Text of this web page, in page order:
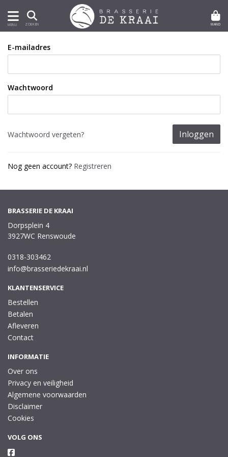
MENU ZOEKEN MAND
E-mailadres
Wachtwoord
Wachtwoord vergeten? Inloggen
Nog geen account? Registreren
BRASSERIE DE KRAAI
Dorpsplein 4
3927WC Renswoude
0318-303462
info@brasseriedekraai.nl
KLANTENSERVICE
Bestellen
Betalen
Afleveren
Contact
INFORMATIE
Over ons
Privacy en veiligheid
Algemene voorwaarden
Disclaimer
Cookies
VOLG ONS